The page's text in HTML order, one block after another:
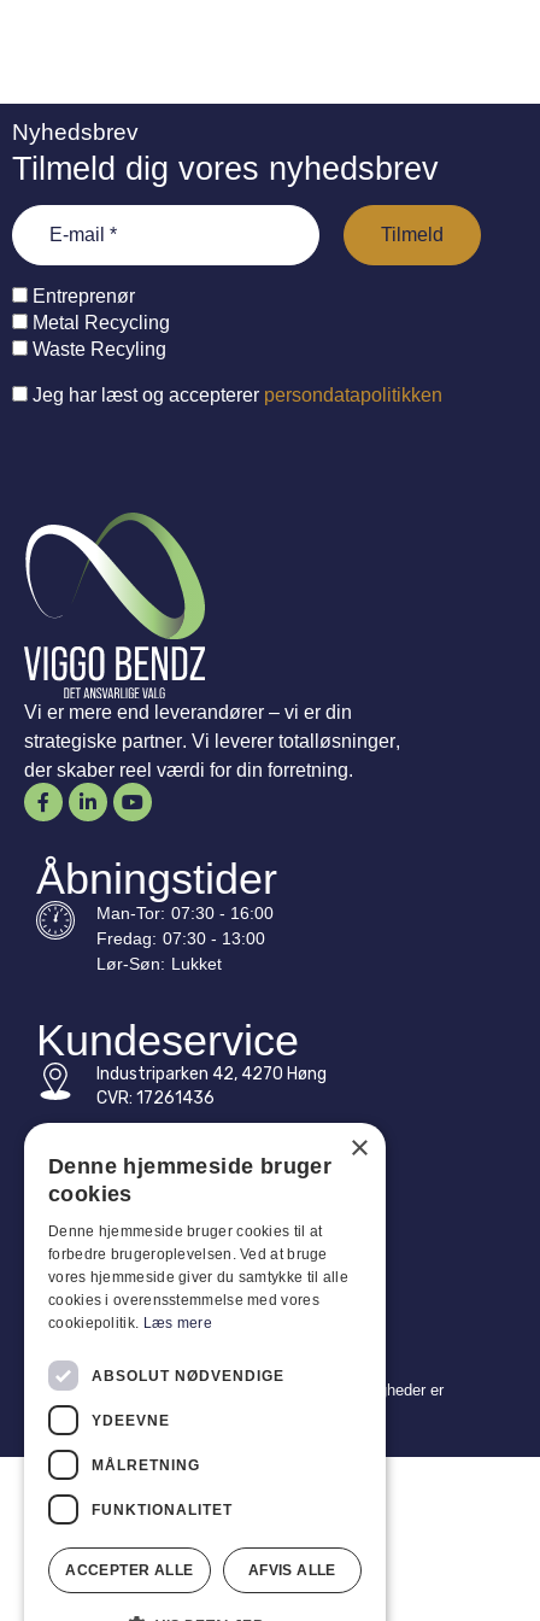
Nyhedsbrev
Tilmeld dig vores nyhedsbrev
Entreprenør
Metal Recycling
Waste Recyling
Jeg har læst og accepterer persondatapolitikken
Vi er mere end leverandører – vi er din
strategiske partner. Vi leverer totalløsninger,
der skaber reel værdi for din forretning.
Åbningstider
Man-Tor: 07:30 - 16:00
Fredag: 07:30 - 13:00
Lør-Søn: Lukket
Kundeservice
Industriparken 42, 4270 Høng
CVR: 17261436
E-mail: vb@viggobendz.dk
Quicklinks
Persondatapolitik
Salgs- og leveringsbetingelser
Copyright 2024 © Viggo Bendz. Alle rettigheder er
×
Denne hjemmeside bruger
cookies
Denne hjemmeside bruger cookies til at
forbedre brugeroplevelsen. Ved at bruge
vores hjemmeside giver du samtykke til alle
cookies i overensstemmelse med vores
cookiepolitik. Læs mere
ABSOLUT NØDVENDIGE
YDEEVNE
MÅLRETNING
FUNKTIONALITET
ACCEPTER ALLE AFVIS ALLE